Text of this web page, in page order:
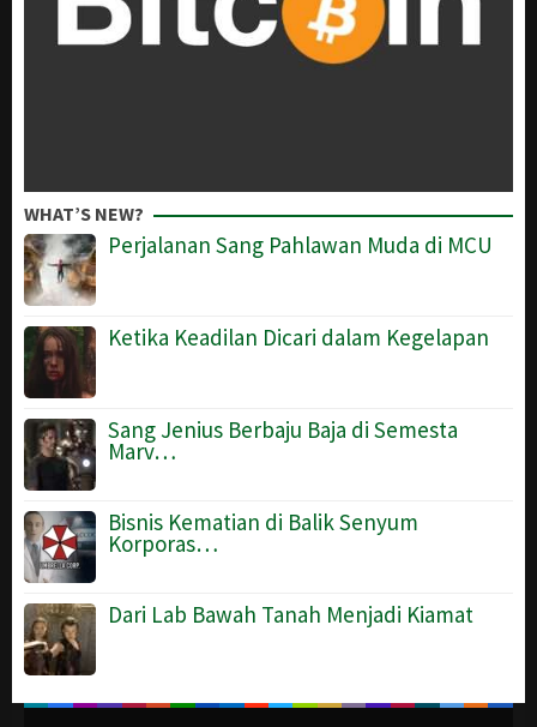
WHAT’S NEW?
Perjalanan Sang Pahlawan Muda di MCU
Ketika Keadilan Dicari dalam Kegelapan
Sang Jenius Berbaju Baja di Semesta
Marv…
Bisnis Kematian di Balik Senyum
Korporas…
Dari Lab Bawah Tanah Menjadi Kiamat